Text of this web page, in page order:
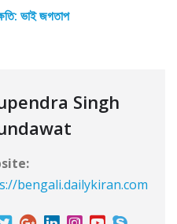
ভাই জগতাপ
Singh
bengali.dailykiran.com